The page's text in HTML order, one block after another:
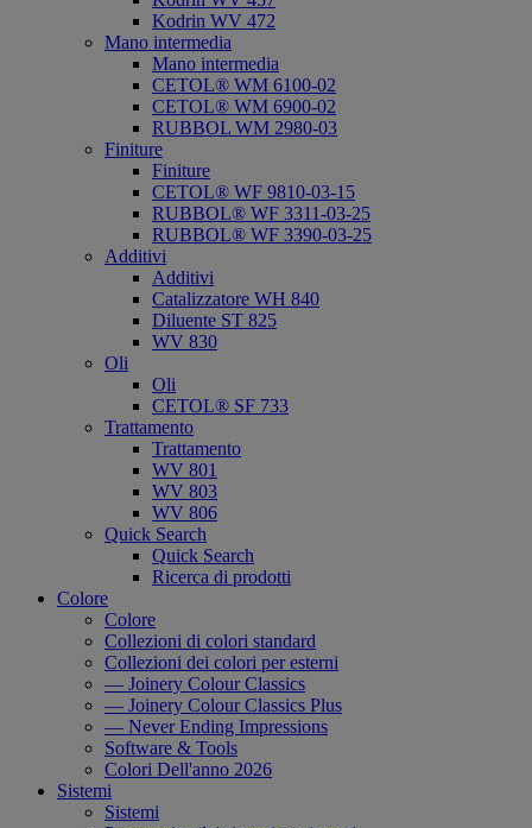
Kodrin WV 472
Mano intermedia
Mano intermedia
CETOL® WM 6100-02
CETOL® WM 6900-02
RUBBOL WM 2980-03
Finiture
Finiture
CETOL® WF 9810-03-15
RUBBOL® WF 3311-03-25
RUBBOL® WF 3390-03-25
Additivi
Additivi
Catalizzatore WH 840
Diluente ST 825
WV 830
Oli
Oli
CETOL® SF 733
Trattamento
Trattamento
WV 801
WV 803
WV 806
Quick Search
Quick Search
Ricerca di prodotti
Colore
Colore
Collezioni di colori standard
Collezioni dei colori per esterni
— Joinery Colour Classics
— Joinery Colour Classics Plus
— Never Ending Impressions
Software & Tools
Colori Dell'anno 2026
Sistemi
Sistemi